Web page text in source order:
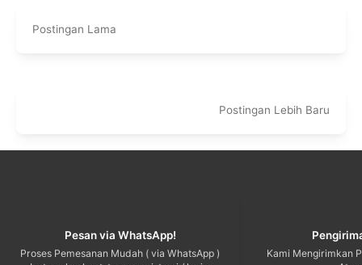
Postingan Lama
Postingan Lebih Baru
Pesan via WhatsApp!
Proses Pemesanan Mudah ( via WhatsApp )
Kami Mengirimkan